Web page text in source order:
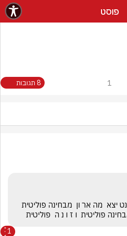
פוסט
1 8 תגובות
פוליטית  ו ז ו נ ה  פוליטית
1